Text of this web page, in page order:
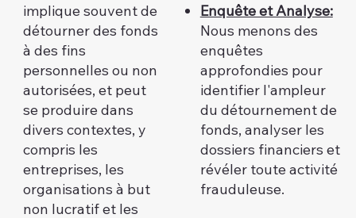
implique souvent de
détourner des fonds
à des fins
personnelles ou non
autorisées, et peut
se produire dans
divers contextes, y
compris les
entreprises, les
organisations à but
non lucratif et les
Enquête et Analyse:
Nous menons des
enquêtes
approfondies pour
identifier l'ampleur
du détournement de
fonds, analyser les
dossiers financiers et
révéler toute activité
frauduleuse.